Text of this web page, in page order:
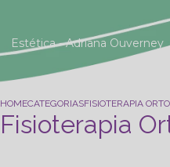
Estética - Adriana Ouverney
HOMECATEGORIASFISIOTERAPIA
Fisioterapia